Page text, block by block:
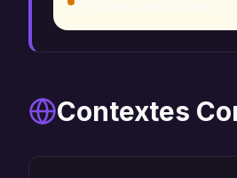
Contextes